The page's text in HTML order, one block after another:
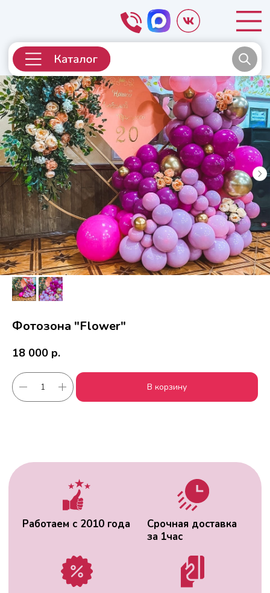
Фотозона "Flower"
18 000 р.
В корзину
Работаем с 2010 года
Срочная доставка
Гарантия качества
ВАС МОЖЕТ